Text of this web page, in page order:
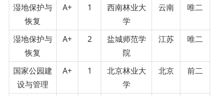
湿地保护与
恢复
A+ 1
西南林业大
学
云南 唯二
湿地保护与
恢复
A+ 2
盐城师范学
院
江苏 唯二
国家公园建
设与管理
A+ 1
北京林业大
学
北京 前二